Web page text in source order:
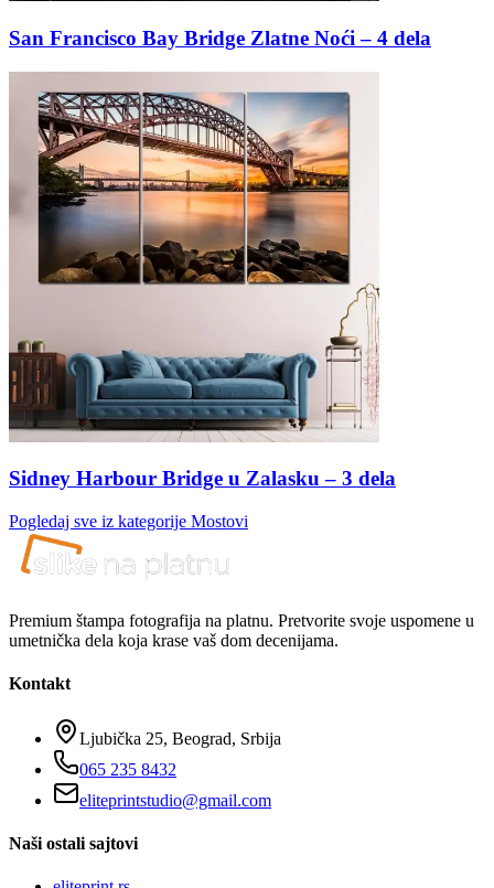
San Francisco Bay Bridge Zlatne Noći – 4 dela
Sidney Harbour Bridge u Zalasku – 3 dela
Pogledaj sve iz kategorije Mostovi
Premium štampa fotografija na platnu. Pretvorite svoje uspomene u
umetnička dela koja krase vaš dom decenijama.
Kontakt
Ljubička 25, Beograd, Srbija
065 235 8432
eliteprintstudio@gmail.com
Naši ostali sajtovi